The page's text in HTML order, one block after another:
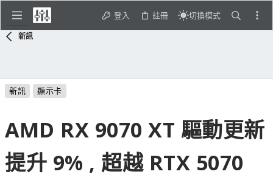
登入 註冊 切換模式
新訊
新訊 顯示卡
AMD RX 9070 XT 驅動更新
提升 9% , 超越 RTX 5070